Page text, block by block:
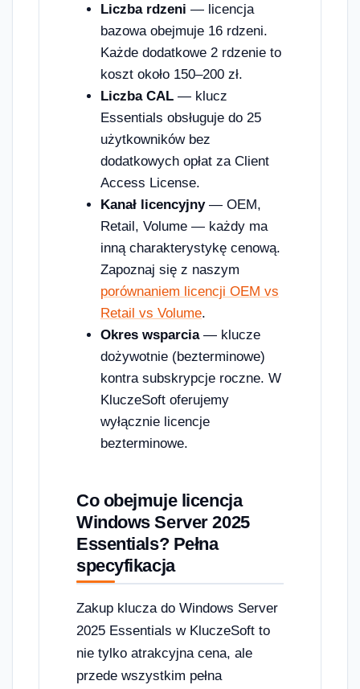
Liczba rdzeni — licencja
bazowa obejmuje 16 rdzeni.
Każde dodatkowe 2 rdzenie to
koszt około 150–200 zł.
Liczba CAL — klucz
Essentials obsługuje do 25
użytkowników bez
dodatkowych opłat za Client
Access License.
Kanał licencyjny— OEM,
Retail, Volume — każdy ma
inną charakterystykę cenową.
Zapoznaj się z naszym
porównaniem licencji OEM vs
Retail vs Volume.
Okres wsparcia— klucze
dożywotnie (bezterminowe)
kontra subskrypcje roczne. W
KluczeSoft oferujemy
wyłącznie licencje
bezterminowe.
Co obejmuje licencja
Windows Server 2025
Essentials? Pełna
specyfikacja
Zakup klucza do Windows Server
2025 Essentials w KluczeSoft to
nie tylko atrakcyjna cena, ale
przede wszystkim pełna